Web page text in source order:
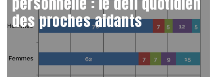
des proches aidants